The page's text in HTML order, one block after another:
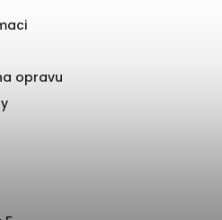
opravu